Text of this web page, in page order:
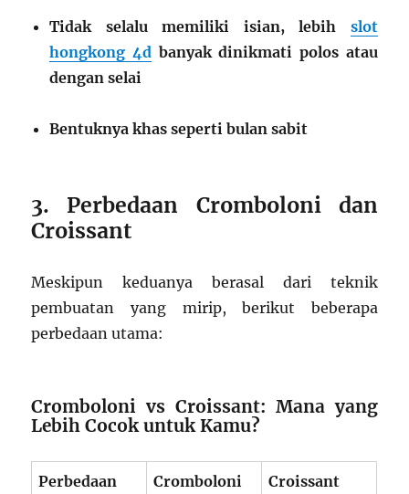
Tidak selalu memiliki isian, lebih slot
hongkong 4d banyak dinikmati polos atau
dengan selai
Bentuknya khas seperti bulan sabit
3. Perbedaan Cromboloni dan
Croissant
Meskipun keduanya berasal dari teknik
pembuatan yang mirip, berikut beberapa
perbedaan utama:
Cromboloni vs Croissant: Mana yang
Lebih Cocok untuk Kamu?
Perbedaan Cromboloni Croissant